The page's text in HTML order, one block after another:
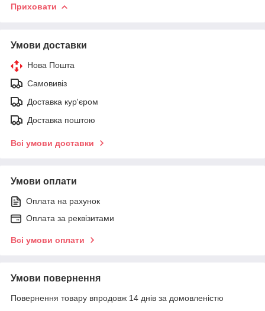
Приховати
Умови доставки
Нова Пошта
Самовивіз
Доставка кур'єром
Доставка поштою
Всі умови доставки
Умови оплати
Оплата на рахунок
Оплата за реквізитами
Всі умови оплати
Умови повернення
Повернення товару впродовж 14 днів за домовленістю